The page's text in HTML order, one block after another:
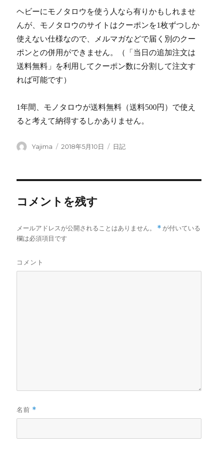
ヘビーにモノタロウを使う人なら有りかもしれませ
んが、モノタロウのサイトはクーポンを1枚ずつしか
使えない仕様なので、メルマガなどで届く別のクー
ポンとの併用ができません。（「当日の追加注文は
送料無料」を利用してクーポン数に分割して注文す
れば可能です）
1年間、モノタロウが送料無料（送料500円）で使え
ると考えて納得するしかありません。
投
Yajima
投
2018年5月10日
カ
日記
コメントを残す
メールアドレスが公開されることはありません。 * が付いている
欄は必須項目です
コメント
名前 *